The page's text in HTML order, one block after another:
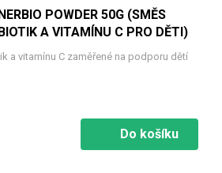
POWDER 50G (SMĚS
A VITAMÍNU C PRO DĚTI)
a vitamínu C zaměřené na podporu dětí
Do košíku